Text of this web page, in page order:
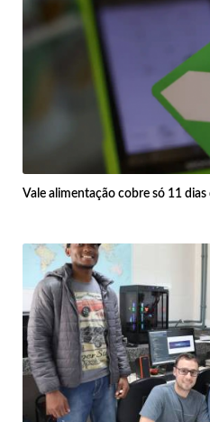
Vale alimentação cobre só 11 dias